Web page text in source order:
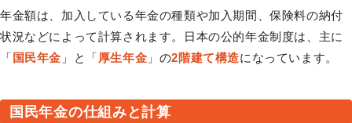
年金額は、加入している年金の種類や加入期間、保険料の納付
状況などによって計算されます。日本の公的年金制度は、主に
「 国民年金 」と「厚生年金 」の2階建て構造になっています。
国民年金の仕組みと計算